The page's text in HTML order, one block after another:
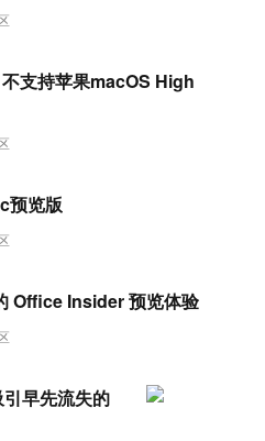
支持苹果macOS High
预览版
Office Insider 预览体验
早先流失的